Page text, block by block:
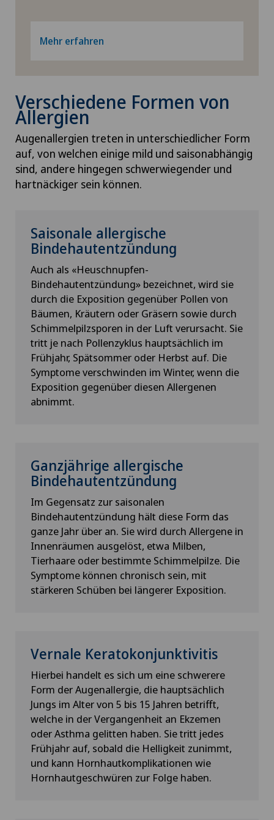
Mehr erfahren
Verschiedene Formen von
Allergien
Augenallergien treten in unterschiedlicher Form
auf, von welchen einige mild und saisonabhängig
sind, andere hingegen schwerwiegender und
hartnäckiger sein können.
Saisonale allergische
Bindehautentzündung
Auch als «Heuschnupfen-
Bindehautentzündung» bezeichnet, wird sie
durch die Exposition gegenüber Pollen von
Bäumen, Kräutern oder Gräsern sowie durch
Schimmelpilzsporen in der Luft verursacht. Sie
tritt je nach Pollenzyklus hauptsächlich im
Frühjahr, Spätsommer oder Herbst auf. Die
Symptome verschwinden im Winter, wenn die
Exposition gegenüber diesen Allergenen
abnimmt.
Ganzjährige allergische
Bindehautentzündung
Im Gegensatz zur saisonalen
Bindehautentzündung hält diese Form das
ganze Jahr über an. Sie wird durch Allergene in
Innenräumen ausgelöst, etwa Milben,
Tierhaare oder bestimmte Schimmelpilze. Die
Symptome können chronisch sein, mit
stärkeren Schüben bei längerer Exposition.
Vernale Keratokonjunktivitis
Hierbei handelt es sich um eine schwerere
Form der Augenallergie, die hauptsächlich
Jungs im Alter von 5 bis 15 Jahren betrifft,
welche in der Vergangenheit an Ekzemen
oder Asthma gelitten haben. Sie tritt jedes
Frühjahr auf, sobald die Helligkeit zunimmt,
und kann Hornhautkomplikationen wie
Hornhautgeschwüren zur Folge haben.